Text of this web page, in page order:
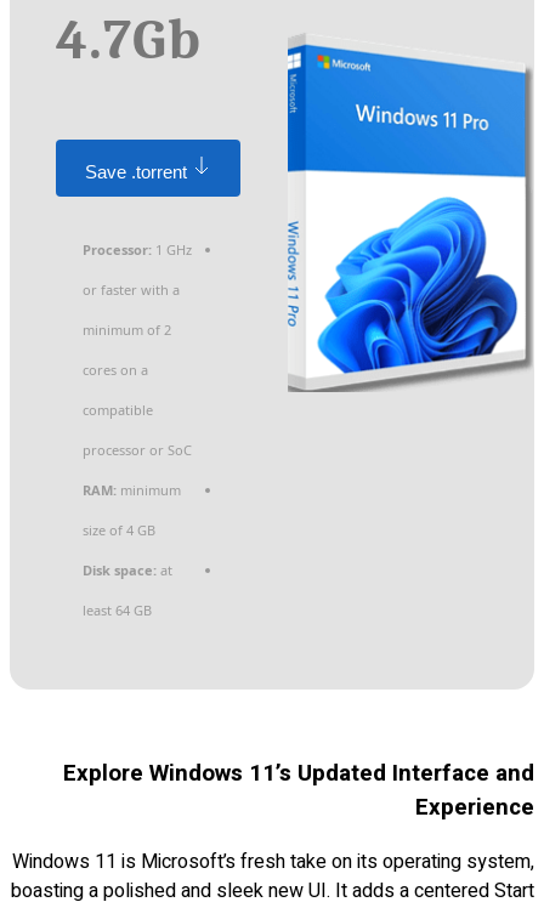
4.7Gb
Save .torrent
Processor: 1 GHz
or faster with a
minimum of 2
cores on a
compatible
processor or SoC
RAM: minimum
size of 4 GB
Disk space: at
least 64 GB
Explore Windows 11’s Updated Interface and
Experience
Windows 11 is Microsoft’s fresh take on its operating system,
boasting a polished and sleek new UI. It adds a centered Start